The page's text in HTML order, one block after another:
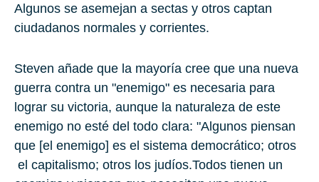
Algunos se asemejan a sectas y otros captan
ciudadanos normales y corrientes.
Steven añade que la mayoría cree que una nueva
guerra contra un "enemigo" es necesaria para
lograr su victoria, aunque la naturaleza de este
enemigo no esté del todo clara: "Algunos piensan
que [el enemigo] es el sistema democrático; otros
el capitalismo; otros los judíos.Todos tienen un